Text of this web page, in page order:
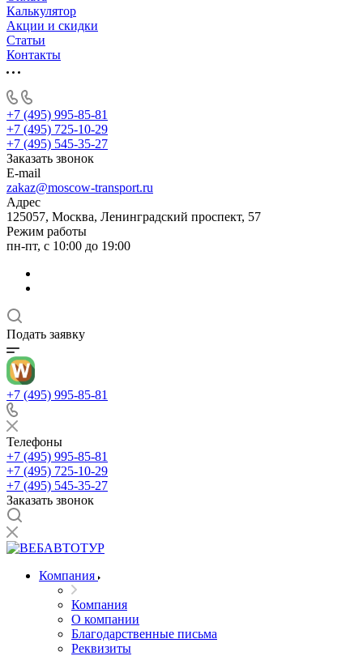
Калькулятор
Акции и скидки
Статьи
Контакты
+7 (495) 995-85-81
+7 (495) 725-10-29
+7 (495) 545-35-27
Заказать звонок
E-mail
zakaz@moscow-transport.ru
Адрес
125057, Москва, Ленинградский проспект, 57
Режим работы
пн-пт, с 10:00 до 19:00
Подать заявку
+7 (495) 995-85-81
Телефоны
+7 (495) 995-85-81
+7 (495) 725-10-29
+7 (495) 545-35-27
Заказать звонок
Компания
Компания
О компании
Благодарственные письма
Реквизиты